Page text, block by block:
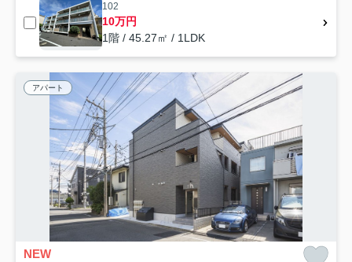
102
10万円
1階 / 45.27㎡ / 1LDK
アパート
NEW